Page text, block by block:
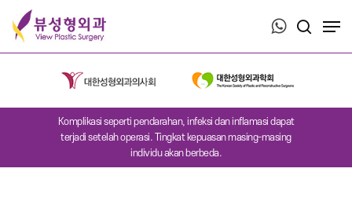
Komplikasi seperti pendarahan, infeksi dan inflamasi dapat
terjadi setelah operasi. Tingkat kepuasan masing-masing
individu akan berbeda.